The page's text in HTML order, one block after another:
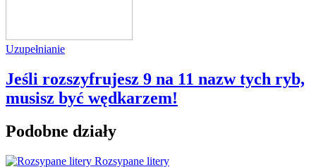
Uzupełnianie
Jeśli rozszyfrujesz 9 na 11 nazw tych ryb,
musisz być wędkarzem!
Podobne działy
Rozsypane litery